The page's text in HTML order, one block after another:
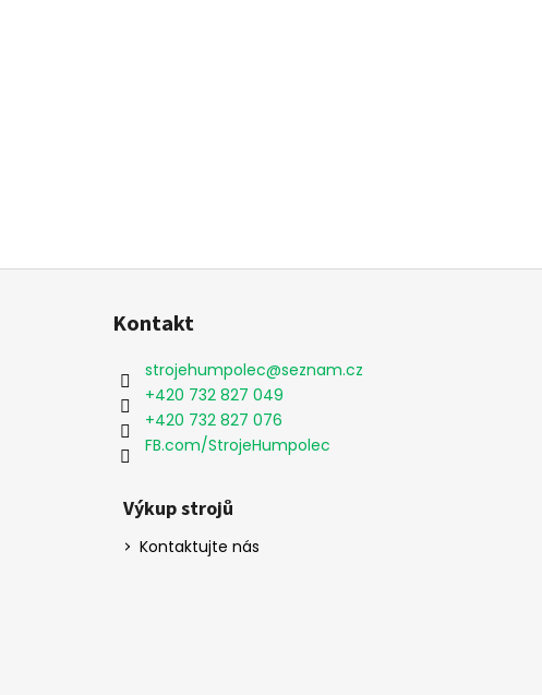
Z
Kontakt
strojehumpolec@seznam.cz
+420 732 827 049
+420 732 827 076
FB.com/StrojeHumpolec
Výkup strojů
Kontaktujte nás